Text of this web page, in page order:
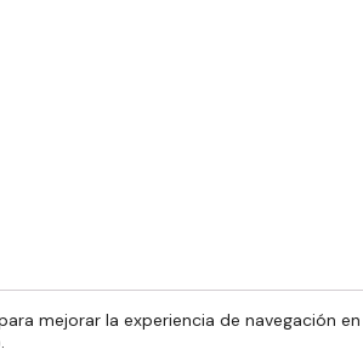
mejorar la experiencia de navegación en